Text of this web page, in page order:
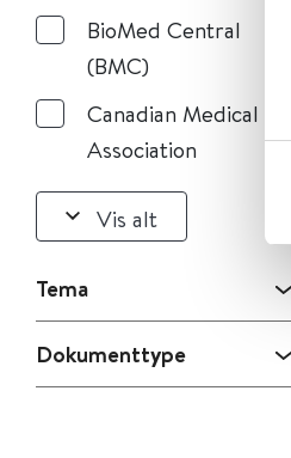
BioMed Central
(BMC)
Canadian Medical
Association
Vis alt
Tema
Dokumenttype